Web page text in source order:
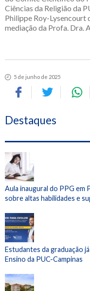
Ciências da Religião da
Philippe Roy-Lysencourt
mediação da Profa. Dra.
5 de junho de 2025
Destaques
Aula inaugural do PPG em
sobre altas habilidades e
Estudantes da graduação
Ensino da PUC-Campinas